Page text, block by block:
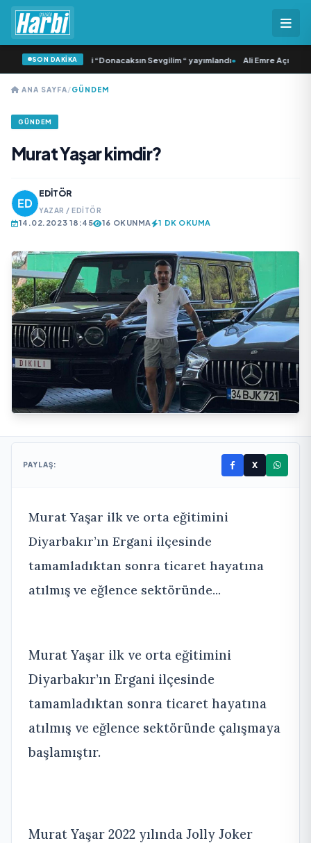
SON DAKİKA
‘dan İkinci Tekli “Donacaksın Sevgilim “ yayımlandı• Ali Emre Açıkgöz
ANA SAYFA/GÜNDEM
GÜNDEM
Murat Yaşar kimdir?
EDITÖR
YAZAR / EDITÖR
14.02.2023 18:45 16 OKUNMA 1 DK OKUMA
PAYLAŞ: X
Murat Yaşar ilk ve orta eğitimini
Diyarbakır’ın Ergani ilçesinde
tamamladıktan sonra ticaret hayatına
atılmış ve eğlence sektöründe...
Murat Yaşar ilk ve orta eğitimini
Diyarbakır’ın Ergani ilçesinde
tamamladıktan sonra ticaret hayatına
atılmış ve eğlence sektöründe çalışmaya
başlamıştır.
Murat Yaşar 2022 yılında Jolly Joker